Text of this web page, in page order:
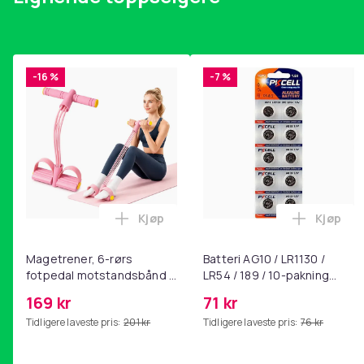
-16 %
Magetrener, 6-rørs
fotpedal motstandsbånd -
yoga og
hjemmegymnastikk Pink
169 kr
Tidligere laveste pris: 201 kr
Legg Magetrener, 6-rørs fotpedal
Kjøp
-7 %
Batteri AG10 / LR1130 /
LR54 / 189 / 10-pakning
71 kr
Tidligere laveste pris: 76 kr
Legg
Kjøp